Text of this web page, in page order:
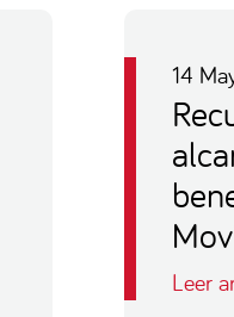
14
Leer